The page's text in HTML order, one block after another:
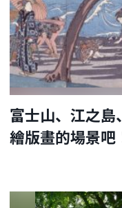
富士山、江之
繪版畫的場景吧